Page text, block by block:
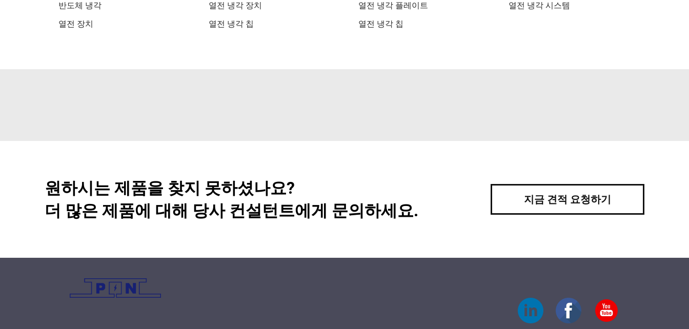
반도체 냉각 열전 냉각 장치 열전 냉각 플레이트
열전 냉각 시스템
열전 장치
열전 냉각 칩 열전 냉각 칩
원하시는 제품을 찾지 못하셨나요?
더 많은 제품에 대해 당사 컨설턴트에게 문의하세요.
지금 견적 요청하기